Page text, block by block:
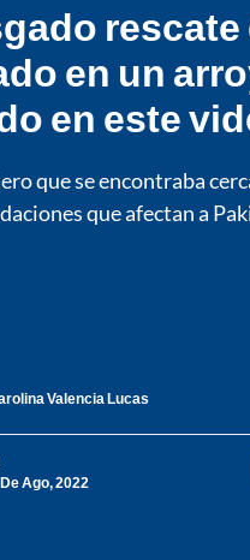
rescate
en un
en este
que se encontraba
que afectan a
Valencia Lucas
Ago, 2022